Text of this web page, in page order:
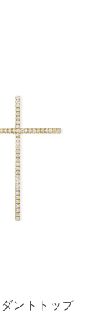
ントトップ